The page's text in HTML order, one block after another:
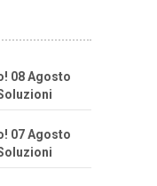
08 Agosto
07 Agosto